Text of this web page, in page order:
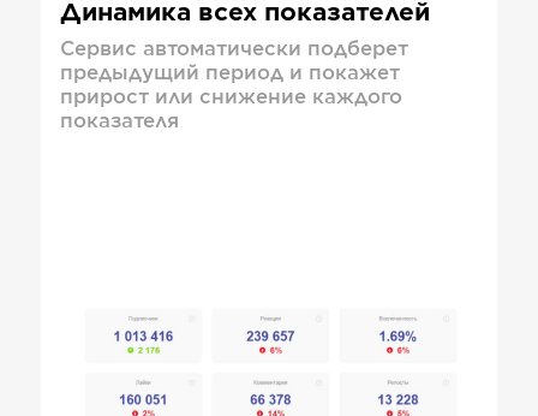
Динамика всех показателей
Сервис автоматически подберет
предыдущий период и покажет
прирост или снижение каждого
показателя